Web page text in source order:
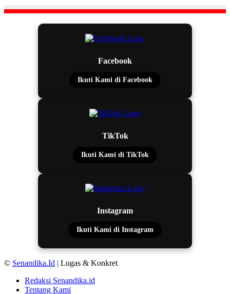
Facebook
Ikuti Kami di Facebook
TikTok
Ikuti Kami di TikTok
Instagram
Ikuti Kami di Instagram
© Senandika.Id | Lugas & Konkret
Redaksi Senandika.id
Tentang Kami